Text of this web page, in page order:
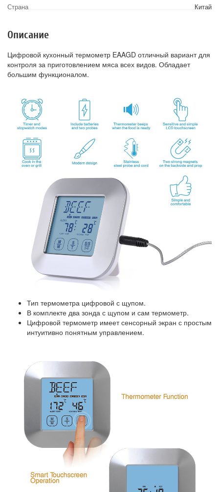
Страна Китай
Описание
Цифровой кухонный термометр EAAGD отличный вариант для
контроля за приготовлением мяса всех видов. Обладает
большим функционалом.
Тип термометра цифровой с щупом.
В комплекте два зонда с щупом и сам термометр.
Цифровой термометр имеет сенсорный экран с простым
интуитивно понятным управлением.